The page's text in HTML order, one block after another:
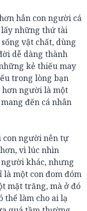
hẳn con người cá
lấy những thứ tài
vật chất, dùng
dễ dàng thành
kẻ thiếu may
trong lòng bạn
người là một
đến cá nhân
người nên tự
vì lúc nhìn
khác, nhưng
là một con đom đóm
mặt trăng, mà ở đó
thể làm cho ai lạ